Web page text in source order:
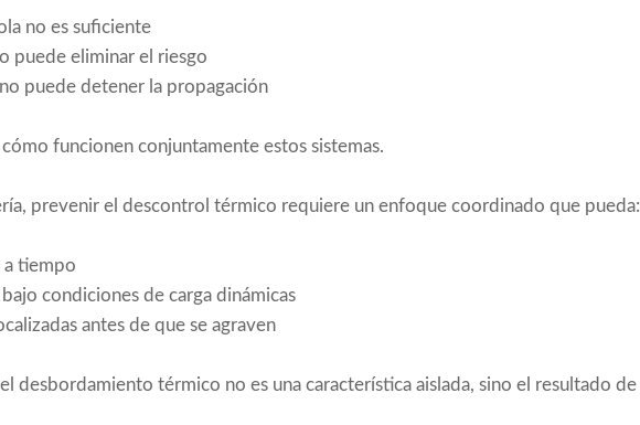
no es suficiente
puede eliminar el riesgo
puede detener la propagación
funcionen conjuntamente estos sistemas.
prevenir el descontrol térmico requiere un enfoque coordinado que pueda:
a tiempo
condiciones de carga dinámicas
antes de que se agraven
desbordamiento térmico no es una característica aislada, sino el resultado de